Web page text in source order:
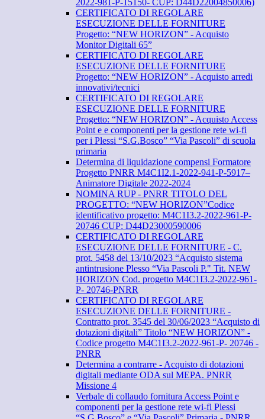
2022-981-P-15150- CUP: D44D22004850006)
CERTIFICATO DI REGOLARE
ESECUZIONE DELLE FORNITURE
Progetto: “NEW HORIZON” - Acquisto
Monitor Digitali 65”
CERTIFICATO DI REGOLARE
ESECUZIONE DELLE FORNITURE
Progetto: “NEW HORIZON” - Acquisto arredi
innovativi/tecnici
CERTIFICATO DI REGOLARE
ESECUZIONE DELLE FORNITURE
Progetto: “NEW HORIZON” - Acquisto Access
Point e e componenti per la gestione rete wi-fi
per i Plessi “S.G.Bosco” “Via Pascoli” di scuola
primaria
Determina di liquidazione compensi Formatore
Progetto PNRR M4C1I2.1-2022-941-P-5917–
Animatore Digitale 2022-2024
NOMINA RUP - PNRR TITOLO DEL
PROGETTO: “NEW HORIZON”Codice
identificativo progetto: M4C1I3.2-2022-961-P-
20746 CUP: D44D23000590006
CERTIFICATO DI REGOLARE
ESECUZIONE DELLE FORNITURE - C.
prot. 5458 del 13/10/2023 “Acquisto sistema
antintrusione Plesso “Via Pascoli P." Tit. NEW
HORIZON Cod. progetto M4C1I3.2-2022-961-
P- 20746-PNRR
CERTIFICATO DI REGOLARE
ESECUZIONE DELLE FORNITURE -
Contratto prot. 3545 del 30/06/2023 “Acquisto di
dotazioni digitali” Titolo “NEW HORIZON” -
Codice progetto M4C1I3.2-2022-961-P- 20746 -
PNRR
Determina a contrarre - Acquisto di dotazioni
digitali mediante ODA sul MEPA. PNRR
Missione 4
Verbale di collaudo fornitura Access Point e
componenti per la gestione rete wi-fi Plessi